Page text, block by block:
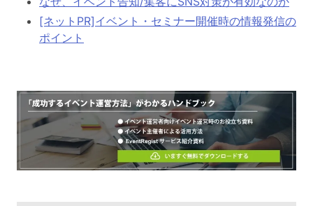
[ネットPR]イベント・セミナー開催時の情報発信の
ポイント